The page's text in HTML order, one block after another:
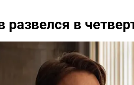
развелся в